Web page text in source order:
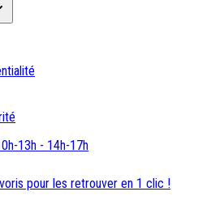
13h - 14h-17h
pour les retrouver en 1 clic !